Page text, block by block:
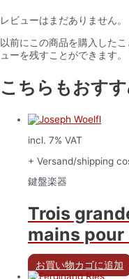
レビューはまだありません。
以前にこの商品を購入した
ューを残すことができます。
こちらもおす
incl. 7% VAT
+ Versand/shipping
鍵盤楽器
Trois
mains pour
お買い物カゴに追加